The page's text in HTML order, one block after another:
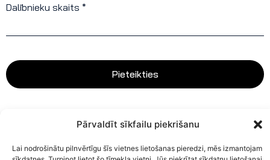
Pārvaldīt sīkfailu piekrišanu
Lai nodrošinātu pilnvērtīgu šīs vietnes lietošanas pieredzi, mēs izmantojam
Dalībnieku skaits *
Pieteikties